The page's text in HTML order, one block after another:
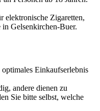
elektronische Zigaretten,
Gelsenkirchen-Buer.
Einkaufserlebnis
andere dienen zu
Sie bitte selbst, welche